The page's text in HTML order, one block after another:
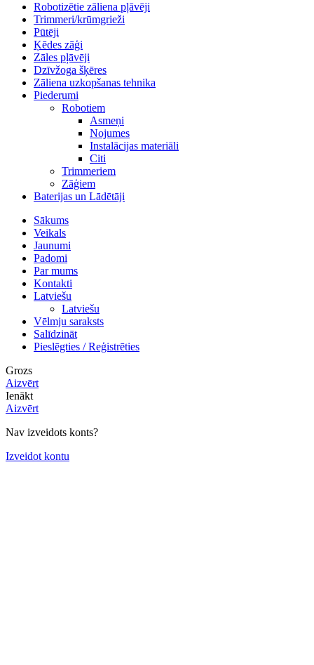
Robotizētie zāliena pļāvēji
Trimmeri/krūmgrieži
Pūtēji
Ķēdes zāģi
Zāles pļāvēji
Dzīvžoga šķēres
Zāliena uzkopšanas tehnika
Piederumi
Robotiem
Asmeņi
Nojumes
Instalācijas materiāli
Citi
Trimmeriem
Zāģiem
Baterijas un Lādētāji
Sākums
Veikals
Jaunumi
Padomi
Par mums
Kontakti
Latviešu
Latviešu
Vēlmju saraksts
Salīdzināt
Pieslēgties / Reģistrēties
Grozs
Aizvērt
Ienākt
Aizvērt
Nav izveidots konts?
Izveidot kontu